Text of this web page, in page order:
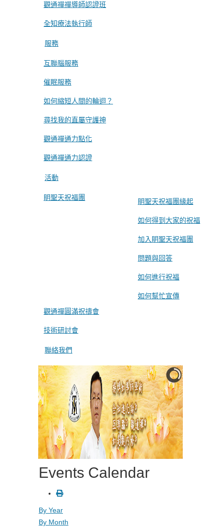
觀通禪禪導師認證班
全知療法執行師
服務
互聯腦服務
催眠服務
如何縮短人間的輪迴？
尋找我的直屬守護神
觀通禪通力點化
觀通禪通力認證
活動
眀聖天祝福團 眀聖天祝福團緣起
如何得到大家的祝福
加入眀聖天祝福團
問題與回答
如何進行祝福
如何幫忙宣傳
觀通禪圓滿祝禱會
技術研討會
聯絡我們
Events Calendar
By Year
By Month